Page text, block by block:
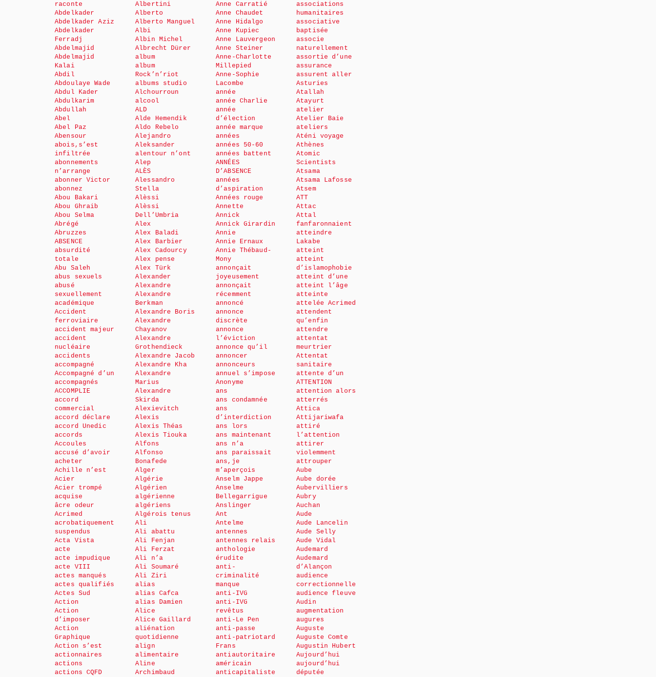
raconte
Abdelkader
Abdelkader Aziz
Abdelkader
Ferradj
Abdelmajid
Abdelmajid
Kalai
Abdil
Abdoulaye Wade
Abdul Kader
Abdulkarim
Abdullah
Abel
Abel Paz
Abensour
abois,s’est
infiltrée
abonnements
n’arrange
abonner Victor
abonnez
Abou Bakari
Abou Ghraib
Abou Selma
Abrégé
Abruzzes
ABSENCE
absurdité
totale
Abu Saleh
abus sexuels
abusé
sexuellement
académique
Accident
ferroviaire
accident majeur
accident
nucléaire
accidents
accompagné
Accompagné d’un
accompagnés
ACCOMPLIE
accord
commercial
accord déclare
accord Unedic
accords
Accoules
accusé d’avoir
acheter
Achille n’est
Acier
Acier trompé
acquise
âcre odeur
Acrimed
acrobatiquement
suspendus
Acta Vista
acte
acte impudique
acte VIII
actes manqués
actes qualifiés
Actes Sud
Action
Action
d’imposer
Action
Graphique
Action s’est
actionnaires
actions
actions CQFD
Albertini
Alberto
Alberto Manguel
Albi
Albin Michel
Albrecht Dürer
album
album
Rock’n’riot
albums studio
Alchourroun
alcool
ALD
Alde Hemendik
Aldo Rebelo
Alejandro
Aleksander
alentour n’ont
Alep
ALÈS
Alessandro
Stella
Alèssi
Alèssi
Dell’Umbria
Alex
Alex Baladi
Alex Barbier
Alex Cadourcy
Alex pense
Alex Türk
Alexander
Alexandre
Alexandre
Berkman
Alexandre Boris
Alexandre
Chayanov
Alexandre
Grothendieck
Alexandre Jacob
Alexandre Kha
Alexandre
Marius
Alexandre
Skirda
Alexievitch
Alexis
Alexis Théas
Alexis Tiouka
Alfons
Alfonso
Bonafede
Alger
Algérie
Algérien
algérienne
algériens
Algérois tenus
Ali
Ali abattu
Ali Fenjan
Ali Ferzat
Ali n’a
Ali Soumaré
Ali Ziri
alias
alias Cafca
alias Damien
Alice
Alice Gaillard
aliénation
quotidienne
align
alimentaire
Aline
Archimbaud
Anne Carratié
Anne Chaudet
Anne Hidalgo
Anne Kupiec
Anne Lauvergeon
Anne Steiner
Anne-Charlotte
Millepied
Anne-Sophie
Lacombe
année
année Charlie
année
d’élection
année marque
années
années 50-60
années battent
ANNÉES
D’ABSENCE
années
d’aspiration
Années rouge
Annette
Annick
Annick Girardin
Annie
Annie Ernaux
Annie Thébaud-
Mony
annonçait
joyeusement
annonçait
récemment
annoncé
annonce
discrète
annonce
l’éviction
annonce qu’il
annoncer
annonceurs
annuel s’impose
Anonyme
ans
ans condamnée
ans
d’interdiction
ans lors
ans maintenant
ans n’a
ans paraissait
ans,je
m’aperçois
Anselm Jappe
Anselme
Bellegarrigue
Anslinger
Ant
Antelme
antennes
antennes relais
anthologie
érudite
anti-
criminalité
manque
anti-IVG
anti-IVG
revêtus
anti-Le Pen
anti-passe
anti-patriotard
Frans
antiautoritaire
américain
anticapitaliste
associations
humanitaires
associative
baptisée
associe
naturellement
assortie d’une
assurance
assurent aller
Asturies
Atallah
Atayurt
atelier
Atelier Baie
ateliers
Aténi voyage
Athènes
Atomic
Scientists
Atsama
Atsama Lafosse
Atsem
ATT
Attac
Attal
fanfaronnaient
atteindre
Lakabe
atteint
atteint
d’islamophobie
atteint d’une
atteint l’âge
atteinte
attelée Acrimed
attendent
qu’enfin
attendre
attentat
meurtrier
Attentat
sanitaire
attente d’un
ATTENTION
attention alors
atterrés
Attica
Attijariwafa
attiré
l’attention
attirer
violemment
attrouper
Aube
Aube dorée
Aubervilliers
Aubry
Auchan
Aude
Aude Lancelin
Aude Selly
Aude Vidal
Audemard
Audemard
d’Alançon
audience
correctionnelle
audience fleuve
Audin
augmentation
augures
Auguste
Auguste Comte
Augustin Hubert
Aujourd’hui
aujourd’hui
députée